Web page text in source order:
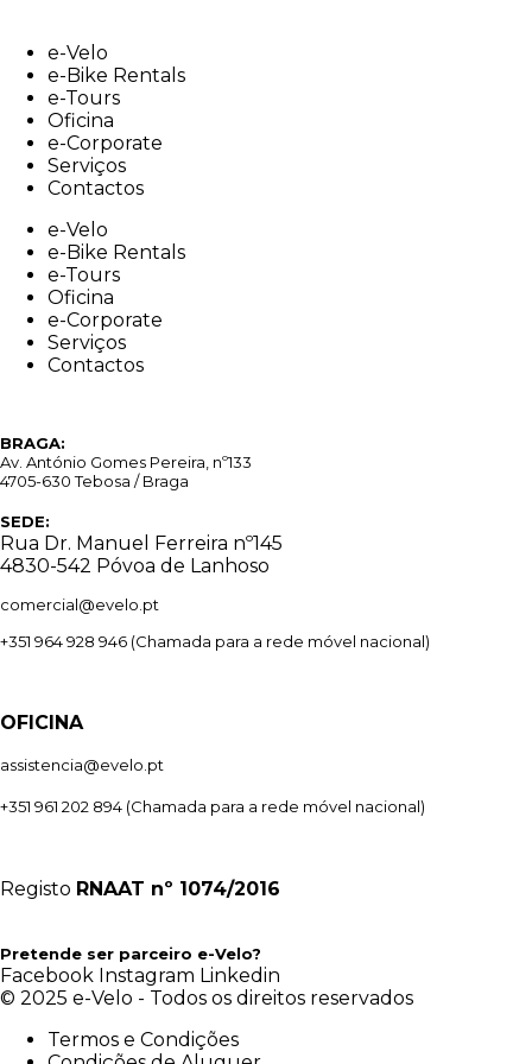
contente-Velo
e-Bike Rentals
e-Tours
Oficina
e-Corporate
Serviços
Contactos
e-Velo
e-Bike Rentals
e-Tours
Oficina
e-Corporate
Serviços
Contactos
BRAGA:
Av. António Gomes Pereira, nº133
4705-630 Tebosa / Braga
SEDE:
Rua Dr. Manuel Ferreira nº145
4830-542 Póvoa de Lanhoso
comercial@evelo.pt
+351 964 928 946 (Chamada para a rede móvel nacional)
OFICINA
assistencia@evelo.pt
+351 961 202 894 (Chamada para a rede móvel nacional)
Registo RNAAT nº 1074/2016
Pretende ser parceiro e-Velo?
Facebook Instagram Linkedin
© 2025 e-Velo - Todos os direitos reservados
Termos e Condições